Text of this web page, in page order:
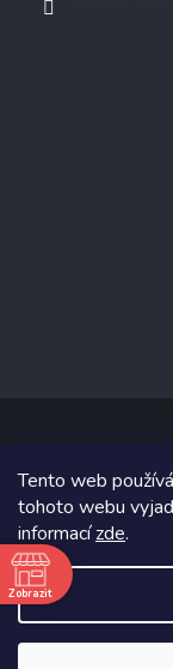
Tento web
tohoto webu
informacízde.
Copyright 2026
Grafický návrh
Zobrazit